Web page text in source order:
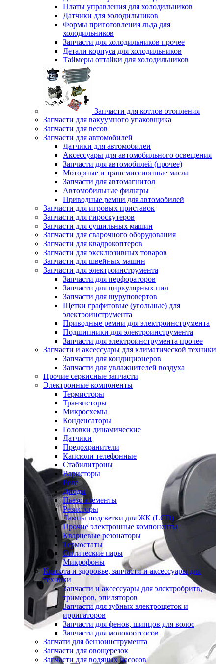
Платы управления для холодильников
Датчики для холодильников
Формы приготовления льда для
холодильников
Запчасти для холодильников прочее
Детали корпуса для холодильников
Таймеры оттайки для холодильников
Запчасти для котлов отопления
Запчасти для вакуумного упаковщика
Запчасти для весов
Запчасти для автомобилей
Датчики для автомобилей
Аксессуары для автомобильного освещения
Запчасти для автомобилей (прочее)
Моторные и трансмиссионные масла
Запчасти для автомагнитол
Автомобильные фильтры
Приводные ремни для автомобилей
Запчасти для игровых приставок
Запчасти для гироскутеров
Запчасти для сушильных машин
Запчасти для сварочного оборудования
Запчасти для квадрокоптеров
Запчасти для эксклюзивных товаров
Запчасти для швейных машин
Запчасти для электроинструмента
Запчасти для перфораторов
Запчасти для циркулярных пил
Запчасти для шуруповертов
Щетки графитовые (угольные) для
электроинструмента
Приводные ремни для электроинструмента
Подшипники для электроинструмента
Запчасти для электроинструмента прочее
Запчасти и аксессуары для климатической техники
Запчасти для кондиционеров
Запчасти для увлажнителей воздуха
Прочие сервисные запчасти
Электронные компоненты
Термисторы
Транзисторы
Микросхемы
Конденсаторы
Головки динамические
Датчики
Предохранители
Капсюли телефонные
Стабилитроны
Варисторы
Реле
Диоды
Пьезо элементы
Резисторы
Лампы подсветки для ЖК (LCD)
Прочие электронные компоненты
Кварцевые резонаторы
Термостаты
Оптические пары
Микрофоны
Красота и здоровье, запчасти и аксессуары для
техники
Запчасти и аксессуары для электробритв,
тримеров, эпиляторов
Запчасти для зубных электрощеток и
ирригаторов
Запчасти для фенов, щипцов для волос
Запчасти для молокоотсосов
Запчати для бензоинструмента
Запчасти для овощерезок
Запчасти для водяных насосов